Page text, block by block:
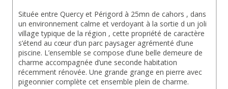
Située entre Quercy et Périgord à 25mn de cahors , dans
un environnement calme et verdoyant à la sortie d un joli
village typique de la région , cette propriété de caractère
s’étend au cœur d’un parc paysager agrémenté d’une
piscine. L’ensemble se compose d’une belle demeure de
charme accompagnée d’une seconde habitation
récemment rénovée. Une grande grange en pierre avec
pigeonnier complète cet ensemble plein de charme.